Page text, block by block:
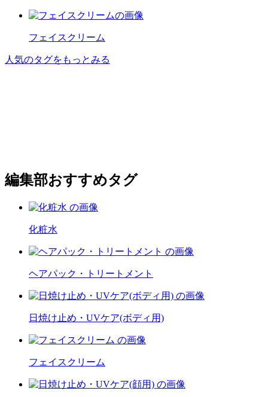
フェイスクリーム
人気のタグをもっとみる
編集部おすすめタグ
化粧水
ヘアパック・トリートメント
日焼け止め・UVケア(ボディ用)
フェイスクリーム